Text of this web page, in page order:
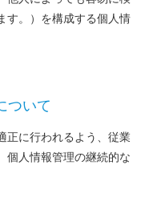
す。）を構成する個人情
ついて
正に行われるよう、従業
個人情報管理の継続的な